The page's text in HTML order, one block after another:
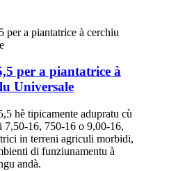
per a piantatrice à
Universale
hè tipicamente adupratu cù
7,50-16, 750-16 o 9,00-16,
in terreni agriculi morbidi,
di funziunamentu à
andà.